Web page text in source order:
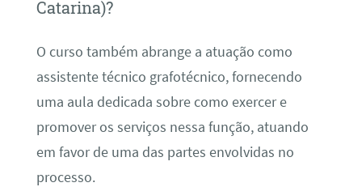
Catarina)?
O curso também abrange a atuação como
assistente técnico grafotécnico, fornecendo
uma aula dedicada sobre como exercer e
promover os serviços nessa função, atuando
em favor de uma das partes envolvidas no
processo.